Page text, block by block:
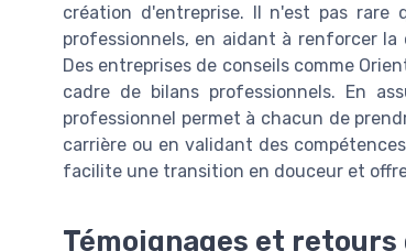
création d'entreprise. Il n'est pas rare
professionnels, en aidant à renforcer
Des entreprises de conseils comme
cadre de bilans professionnels. En
professionnel permet à chacun de
carrière ou en validant des
facilite une transition en douceur et
Témoignages et